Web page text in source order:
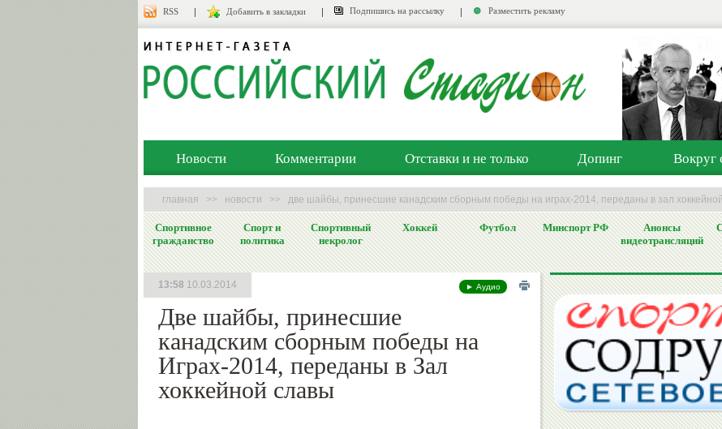
RSS Добавить в закладки Подпишись на рассылку Разместить рекламу
Новости Комментарии Отставки и не только Допинг Вокруг
главная >> новости >> две шайбы, принесшие канадским сборным победы на играх-2014, переданы в зал
Спортивное
гражданство
Спорт и
политика
Спортивный
некролог
Хоккей Футбол Минспорт РФ
Анонсы
видеотрансляций
► Аудио
Две шайбы, принесшие
канадским сборным победы на
Играх-2014, переданы в Зал
хоккейной славы
13:58 10.03.2014